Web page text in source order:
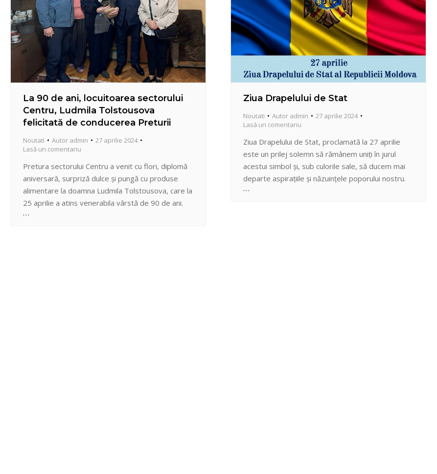
La 90 de ani, locuitoarea sectorului
Centru, Ludmila Tolstousova
felicitată de conducerea Preturii
Noutati Autor admin
27 aprilie 2024
Lasă un comentariu
Pretura sectorului Centru a venit cu flori, diplomă
aniversară, surpriză dulce și pungă cu produse
alimentare la doamna Ludmila Tolstousova, care la
25 aprilie a atins venerabila vârstă de 90 de ani.
Peste 40 din ei a lucrat profesoară de istorie la
Ziua Drapelului de Stat
Noutati Autor admin
27 aprilie 2024
Lasă un comentariu
Ziua Drapelului de Stat, proclamată la 27 aprilie
este un prilej solemn să rămânem uniți în jurul
acestui simbol și, sub culorile sale, să ducem mai
departe aspirațiile și năzuințele poporului nostru.
Pe faldurile sale stau înscrise valorile pe care este